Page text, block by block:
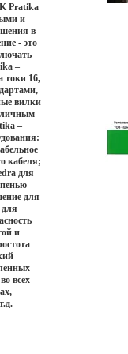
Pratika
и
в
- это
–
токи 16,
вилки
–
кабеля;
для
для
и
всех